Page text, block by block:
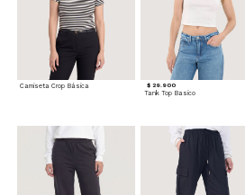
Camiseta Crop Básica $ 29.900
Tank Top Basico